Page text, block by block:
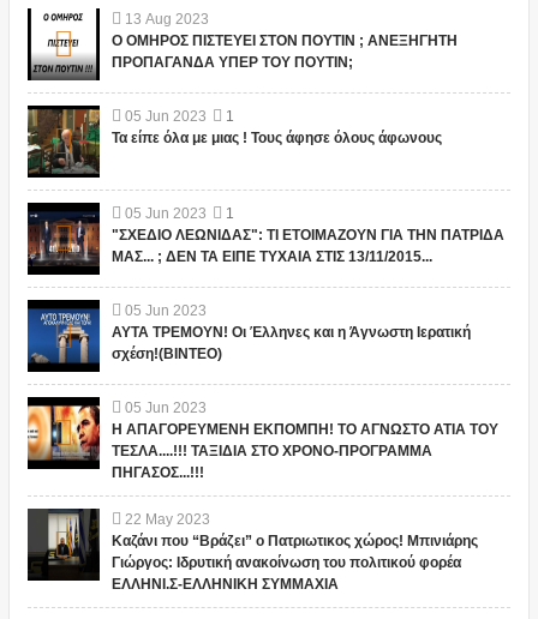
13 Aug 2023
Ο ΟΜΗΡΟΣ ΠΙΣΤΕΥΕΙ ΣΤΟΝ ΠΟΥΤΙΝ ; ΑΝΕΞΗΓΗΤΗ
ΠΡΟΠΑΓΑΝΔΑ ΥΠΕΡ ΤΟΥ ΠΟΥΤΙΝ;
05 Jun 2023
1
Τα είπε όλα με μιας ! Τους άφησε όλους άφωνους
05 Jun 2023
1
"ΣΧΕΔΙΟ ΛΕΩΝΙΔΑΣ": ΤΙ ΕΤΟΙΜΑΖΟΥΝ ΓΙΑ ΤΗΝ ΠΑΤΡΙΔΑ
ΜΑΣ... ; ΔΕΝ ΤΑ ΕΙΠΕ ΤΥΧΑΙΑ ΣΤΙΣ 13/11/2015...
05 Jun 2023
ΑΥΤΑ ΤΡΕΜΟΥΝ! Οι Έλληνες και η Άγνωστη Ιερατική
σχέση!(ΒΙΝΤΕΟ)
05 Jun 2023
Η ΑΠΑΓΟΡΕΥΜΕΝΗ ΕΚΠΟΜΠΗ! ΤΟ ΑΓΝΩΣΤΟ ΑΤΙΑ ΤΟΥ
ΤΕΣΛΑ....!!! ΤΑΞΙΔΙΑ ΣΤΟ ΧΡΟΝΟ-ΠΡΟΓΡΑΜΜΑ
ΠΗΓΑΣΟΣ...!!!
22 May 2023
Καζάνι που “Βράζει” ο Πατριωτικος χώρος! Μπινιάρης
Γιώργος: Ιδρυτική ανακοίνωση του πολιτικού φορέα
ΕΛΛΗΝΙ.Σ-ΕΛΛΗΝΙΚΗ ΣΥΜΜΑΧΙΑ